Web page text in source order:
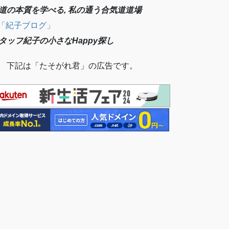
の本質を学べる, 私の通う合気道道場
「紀子ブログ」
ッフ紀子の小さなHappy探し
記は「たそがれ君」の広告です。